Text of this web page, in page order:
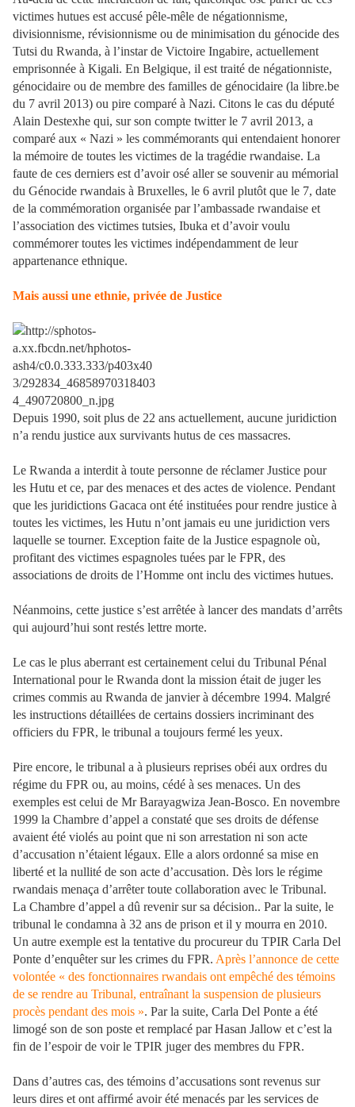
victimes hutues est accusé pêle-mêle de négationnisme,
divisionnisme, révisionnisme ou de minimisation du génocide des
Tutsi du Rwanda, à l’instar de Victoire Ingabire, actuellement
emprisonnée à Kigali. En Belgique, il est traité de négationniste,
génocidaire ou de membre des familles de génocidaire (la libre.be
du 7 avril 2013) ou pire comparé à Nazi. Citons le cas du député
Alain Destexhe qui, sur son compte twitter le 7 avril 2013, a
comparé aux « Nazi » les commémorants qui entendaient honorer
la mémoire de toutes les victimes de la tragédie rwandaise. La
faute de ces derniers est d’avoir osé aller se souvenir au mémorial
du Génocide rwandais à Bruxelles, le 6 avril plutôt que le 7, date
de la commémoration organisée par l’ambassade rwandaise et
l’association des victimes tutsies, Ibuka et d’avoir voulu
commémorer toutes les victimes indépendamment de leur
appartenance ethnique.
Mais aussi une ethnie, privée de Justice
Depuis 1990, soit plus de 22 ans actuellement, aucune juridiction
n’a rendu justice aux survivants hutus de ces massacres.
Le Rwanda a interdit à toute personne de réclamer Justice pour
les Hutu et ce, par des menaces et des actes de violence. Pendant
que les juridictions Gacaca ont été instituées pour rendre justice à
toutes les victimes, les Hutu n’ont jamais eu une juridiction vers
laquelle se tourner. Exception faite de la Justice espagnole où,
profitant des victimes espagnoles tuées par le FPR, des
associations de droits de l’Homme ont inclu des victimes hutues.
Néanmoins, cette justice s’est arrêtée à lancer des mandats d’arrêts
qui aujourd’hui sont restés lettre morte.
Le cas le plus aberrant est certainement celui du Tribunal Pénal
International pour le Rwanda dont la mission était de juger les
crimes commis au Rwanda de janvier à décembre 1994. Malgré
les instructions détaillées de certains dossiers incriminant des
officiers du FPR, le tribunal a toujours fermé les yeux.
Pire encore, le tribunal a à plusieurs reprises obéi aux ordres du
régime du FPR ou, au moins, cédé à ses menaces. Un des
exemples est celui de Mr Barayagwiza Jean-Bosco. En novembre
1999 la Chambre d’appel a constaté que ses droits de défense
avaient été violés au point que ni son arrestation ni son acte
d’accusation n’étaient légaux. Elle a alors ordonné sa mise en
liberté et la nullité de son acte d’accusation. Dès lors le régime
rwandais menaça d’arrêter toute collaboration avec le Tribunal.
La Chambre d’appel a dû revenir sur sa décision.. Par la suite, le
tribunal le condamna à 32 ans de prison et il y mourra en 2010.
Un autre exemple est la tentative du procureur du TPIR Carla Del
Ponte d’enquêter sur les crimes du FPR. Après l’annonce de cette
volontée « des fonctionnaires rwandais ont empêché des témoins
de se rendre au Tribunal, entraînant la suspension de plusieurs
procès pendant des mois ». Par la suite, Carla Del Ponte a été
limogé son de son poste et remplacé par Hasan Jallow et c’est la
fin de l’espoir de voir le TPIR juger des membres du FPR.
Dans d’autres cas, des témoins d’accusations sont revenus sur
leurs dires et ont affirmé avoir été menacés par les services de